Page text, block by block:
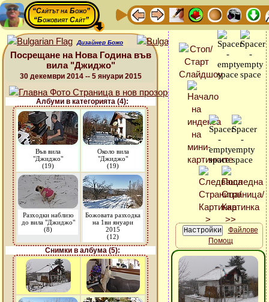
“Сайтът на Божо”
“Божовият Сайт”
Дизайнер Божо
Посрещане на Нова Година във
вила "Джиджо"
30 декември 2014 -- 5 януари 2015
Албуми в категорията (4):
Във вила
"Джиджо"
(19)
Около вила
"Джиджо"
(19)
Разходки наблизо
до вила "Джиджо"
(8)
Божовата разходка
на 1ви януари
2015
(12)
Снимки в албума (5):
Файлове
Помощ